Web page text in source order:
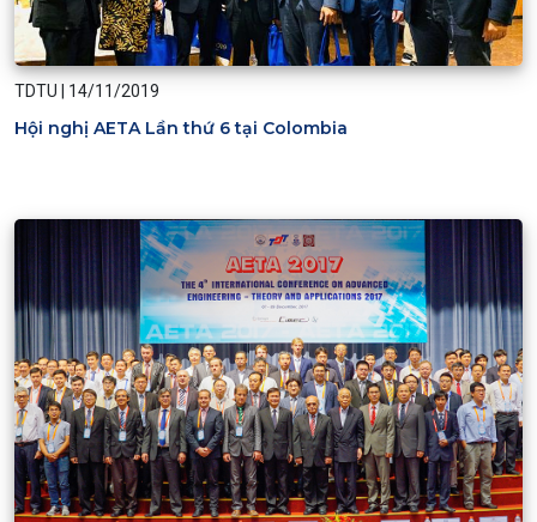
TDTU 14/11/2019
Hội nghị AETA Lần thứ 6 tại Colombia